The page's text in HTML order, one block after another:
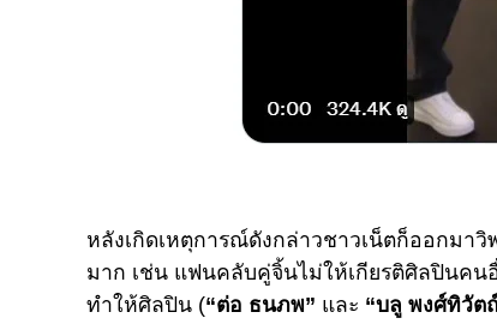
หลังเกิดเหตุการณ์ดังกล่าวชาวเน็ตก็ออกมา
มาก เช่น แฟนคลับคู่จิ้นไม่ให้เกียรติศิลปินคน
ทำให้ศิลปิน (“ต่อ ธนภพ” และ “บลู พงศ์ทิวัตถ์